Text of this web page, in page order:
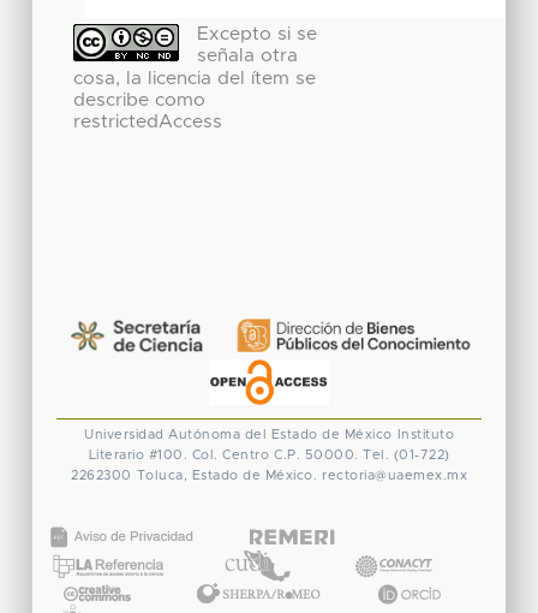
Excepto si se
señala otra
cosa, la licencia del ítem se
describe como
restrictedAccess
Universidad Autónoma del Estado de México
Instituto
Literario #100. Col. Centro C.P. 50000. Tel. (01-722)
2262300 Toluca, Estado de México. rectoria@uaemex.mx